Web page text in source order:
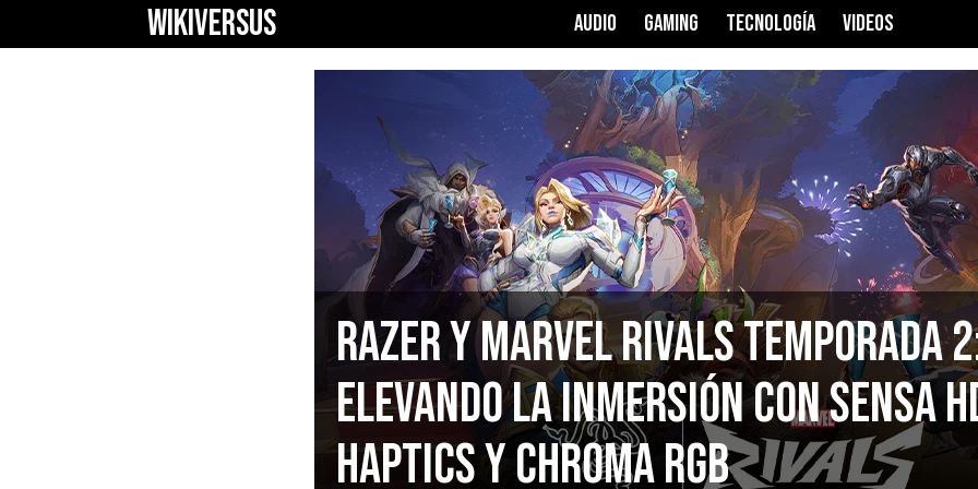
WIKIVERSUS AUDIO GAMING TECNOLOGÍA VIDEOS
Razer y Marvel Rivals Temporada
Elevando la Inmersión con Sensa
Haptics y Chroma RGB